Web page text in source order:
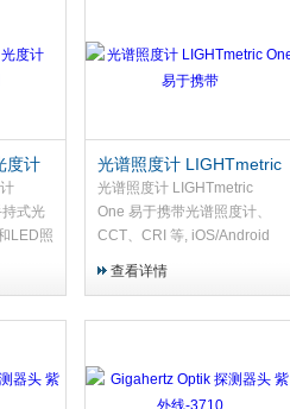
度计
式光
LED照
光谱照度计 LIGHTmetric
One 易于携带
光谱照度计 LIGHTmetric
One 易于携带光谱照度计、
CCT、CRI 等, iOS/Android
查看详情